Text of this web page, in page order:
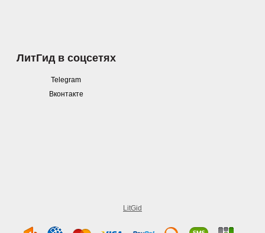
ЛитГид в соцсетях
Telegram
Вконтакте
LitGid